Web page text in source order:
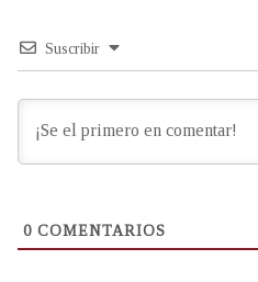
Suscribir
0 COMENTARIOS